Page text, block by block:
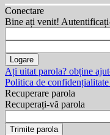
Conectare
Bine ați venit!
Ați uitat parola? obține
Politica de
Recuperare parola
Recuperați-vă parola